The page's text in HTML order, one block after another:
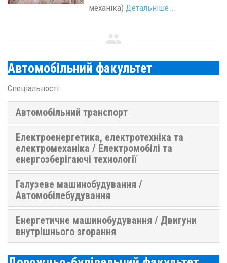
механіка) Детальніше...
Автомобільний факультет
Спеціальності:
Автомобільний транспорт
Електроенергетика, електротехніка та
електромеханіка / Електромобілі та
енергозберігаючі технології
Галузеве машинобудування /
Автомобілебудування
Енергетичне машинобудування / Двигуни
внутрішнього згорання